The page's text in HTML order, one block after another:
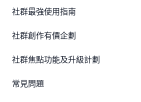
社群最強使用指南
社群創作有價企劃
社群焦點功能及升級計劃
常見問題